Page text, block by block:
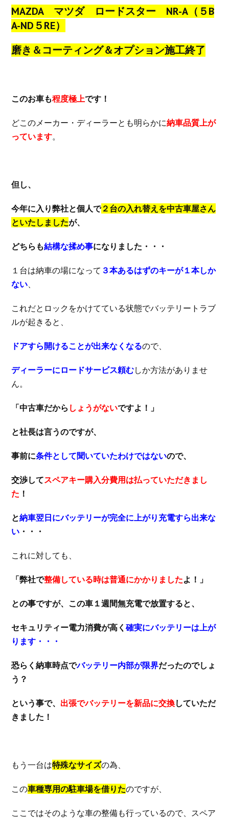
MAZDA マツダ ロードスター NR-A（５B
A-ND５RE）
磨き＆コーティング＆オプション施工終了
このお車も程度極上です！
どこのメーカー・ディーラーとも明らかに納車品質上が
っています。
但し、
今年に入り弊社と個人で ２台の入れ替えを中古車屋さん
といたしましたが、
どちらも結構な揉め事になりました・・・
１台は納車の場になって ３本あるはずのキーが１本しか
ない、
これだとロックをかけてている状態でバッテリートラブ
ルが起きると、
ドアすら開けることが出来なくなるので、
ディーラーにロードサービス頼むしか方法がありませ
ん。
「中古車だから しょうがないですよ！」
と社長は言うのですが、
事前に条件として聞いていたわけではないので、
交渉してスペアキー購入分費用は払っていただきまし
た ！
と納車翌日にバッテリーが完全に上がり充電すら出来な
い ・・・
これに対しても、
「弊社で整備している時は普通にかかりましたよ！」
との事ですが、この車１週間無充電で放置すると、
セキュリティー電力消費が高く確実にバッテリーは上が
ります・・・
恐らく納車時点でバッテリー内部が限界だったのでしょ
う？
という事で、 出張でバッテリーを新品に交換していただ
きました！
もう一台は特殊なサイズの為、
この車種専用の駐車場を借りたのですが、
ここではそのような車の整備も行っているので、スペア